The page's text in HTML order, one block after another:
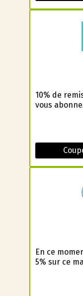
10% de
vous
En ce
5% sur ce